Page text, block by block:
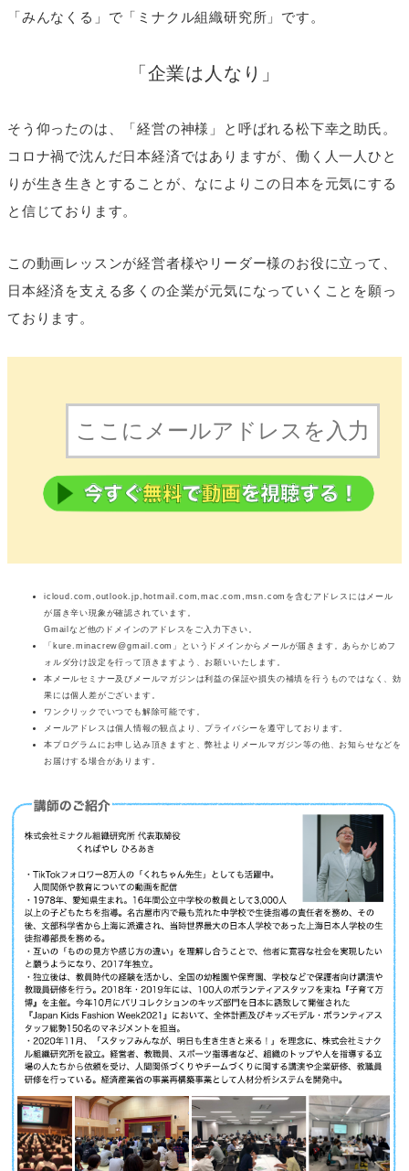
「みんなくる」で「ミナクル組織研究所」です。
「企業は人なり」
そう仰ったのは、「経営の神様」と呼ばれる松下幸之助氏。
コロナ禍で沈んだ日本経済ではありますが、働く人一人ひと
りが生き生きとすることが、なによりこの日本を元気にする
と信じております。
この動画レッスンが経営者様やリーダー様のお役に立って、
日本経済を支える多くの企業が元気になっていくことを願っ
ております。
icloud.com,outlook.jp,hotmail.com,mac.com,msn.comを含むアドレスにはメール
が届き辛い現象が確認されています。
Gmailなど他のドメインのアドレスをご入力下さい。
「kure.minacrew@gmail.com」というドメインからメールが届きます。あらかじめフ
ォルダ分け設定を行って頂きますよう、お願いいたします。
本メールセミナー及びメールマガジンは利益の保証や損失の補填を行うものではなく、効
果には個人差がございます。
ワンクリックでいつでも解除可能です。
メールアドレスは個人情報の観点より、プライバシーを遵守しております。
本プログラムにお申し込み頂きますと、弊社よりメールマガジン等の他、お知らせなどを
お届けする場合があります。